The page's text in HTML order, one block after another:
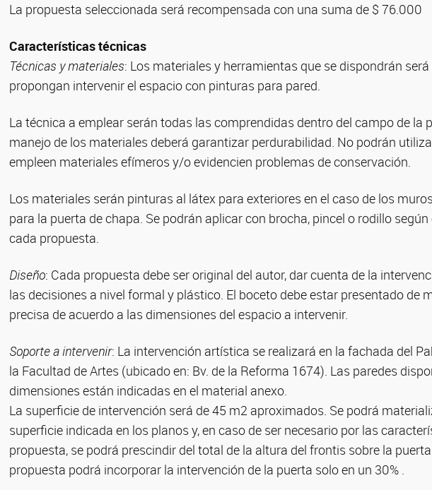
La propuesta seleccionada será recompensada con una suma de $ 76.000
Características técnicas
Técnicas y materiales: Los materiales y herramientas que se dispondrán
propongan intervenir el espacio con pinturas para pared.
La técnica a emplear serán todas las comprendidas dentro del campo de la
manejo de los materiales deberá garantizar perdurabilidad. No podrán
empleen materiales efímeros y/o evidencien problemas de conservación.
Los materiales serán pinturas al látex para exteriores en el caso de los
para la puerta de chapa. Se podrán aplicar con brocha, pincel o rodillo
cada propuesta.
Diseño: Cada propuesta debe ser original del autor, dar cuenta de la
las decisiones a nivel formal y plástico. El boceto debe estar presentado de
precisa de acuerdo a las dimensiones del espacio a intervenir.
Soporte a intervenir: La intervención artística se realizará en la fachada del
la Facultad de Artes (ubicado en: Bv. de la Reforma 1674). Las paredes
dimensiones están indicadas en el material anexo.
La superficie de intervención será de 45 m2 aproximados. Se podrá
superficie indicada en los planos y, en caso de ser necesario por las
propuesta, se podrá prescindir del total de la altura del frontis sobre la
propuesta podrá incorporar la intervención de la puerta solo en un 30% .